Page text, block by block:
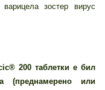
зостер вирус
200 таблетки е бил
(преднамерено или